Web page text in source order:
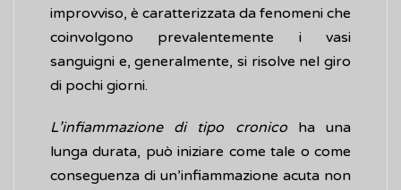
improvviso, è caratterizzata da fenomeni che
coinvolgono prevalentemente i vasi
sanguigni e, generalmente, si risolve nel giro
di pochi giorni.
L’infiammazione di tipo cronicoha una
lunga durata, può iniziare come tale o come
conseguenza di un’infiammazione acuta non